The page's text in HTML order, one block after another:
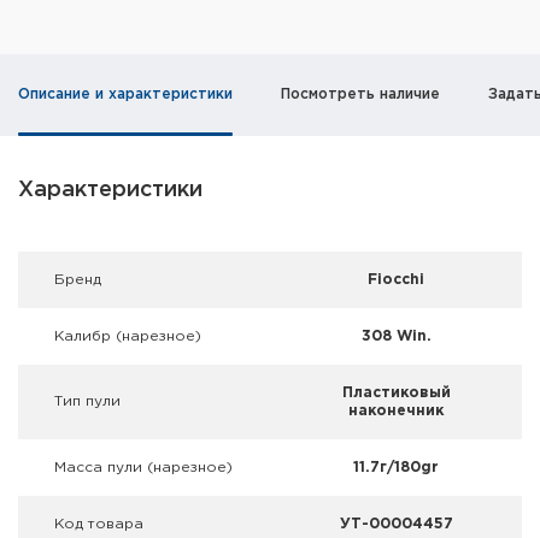
Сигнальные средства
Дартс
Аксессуары
Описание и характеристики Посмотреть наличие
Характеристики
Брeнд Fiocchi
Калибр (нарезное) 308 Win.
Тип пули
Пластиковый
наконечник
Масса пули (нарезное) 11.7г/180gr
Код товара УТ-00004457